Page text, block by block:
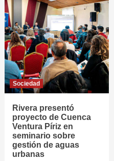
Sociedad
Rivera presentó
proyecto de Cuenca
Ventura Píriz en
seminario sobre
gestión de aguas
urbanas